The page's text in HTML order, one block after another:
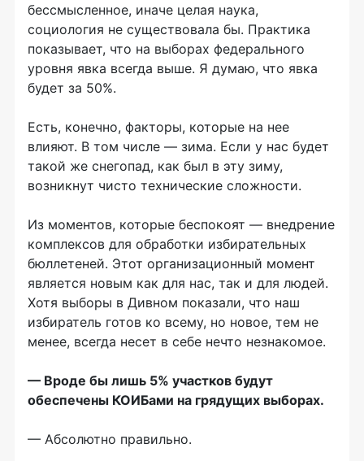
бессмысленное, иначе целая наука,
социология не существовала бы. Практика
показывает, что на выборах федерального
уровня явка всегда выше. Я думаю, что явка
будет за 50%.
Есть, конечно, факторы, которые на нее
влияют. В том числе — зима. Если у нас будет
такой же снегопад, как был в эту зиму,
возникнут чисто технические сложности.
Из моментов, которые беспокоят — внедрение
комплексов для обработки избирательных
бюллетеней. Этот организационный момент
является новым как для нас, так и для людей.
Хотя выборы в Дивном показали, что наш
избиратель готов ко всему, но новое, тем не
менее, всегда несет в себе нечто незнакомое.
— Вроде бы лишь 5% участков будут
обеспечены КОИБами на грядущих выборах.
— Абсолютно правильно.